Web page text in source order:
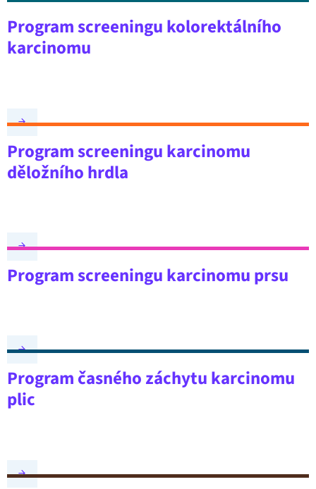
Program screeningu kolorektálního
karcinomu
Program screeningu karcinomu
děložního hrdla
Program screeningu karcinomu prsu
Program časného záchytu karcinomu
plic